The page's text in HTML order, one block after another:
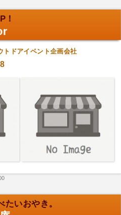
！
トドアイベント企画会社
いおやき。